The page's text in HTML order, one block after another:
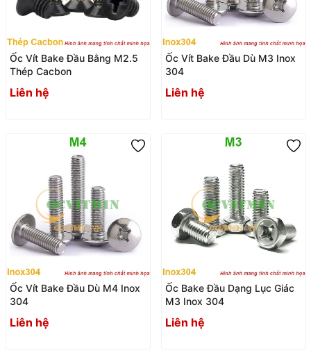
Ốc Vít Bake Đầu Bằng M2.5
Thép Cacbon
Liên hệ
Ốc Vít Bake Đầu Dù M3 Inox
304
Liên hệ
Ốc Vít Bake Đầu Dù M4 Inox
304
Liên hệ
Ốc Bake Đầu Dạng Lục Giác
M3 Inox 304
Liên hệ